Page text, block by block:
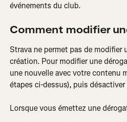
événements du club.
Comment modifier
Strava ne permet pas de modifier
création. Pour modifier une
une nouvelle avec votre contenu
étapes ci-dessus), puis
Lorsque vous émettez une